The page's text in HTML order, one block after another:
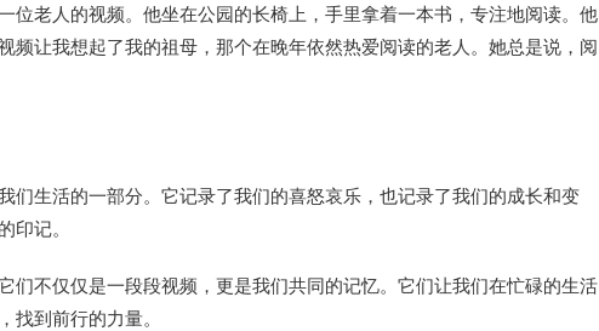
位老人的视频。他坐在公园的长椅上，手里拿着一本书，专注地阅读。他
频让我想起了我的祖母，那个在晚年依然热爱阅读的老人。她总是说，阅
们生活的一部分。它记录了我们的喜怒哀乐，也记录了我们的成长和变
印记。
们不仅仅是一段段视频，更是我们共同的记忆。它们让我们在忙碌的生活
找到前行的力量。